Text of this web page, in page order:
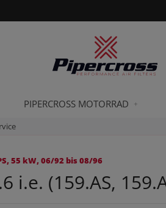
PIPERCROSS MOTORRAD
55 kW, 06/92 bis 08/96
i.e. (159.AS,